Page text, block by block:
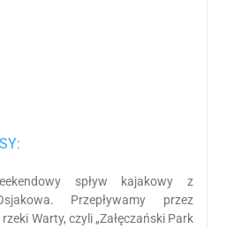
spływ kajakowy z
Przepływamy przez
Warty, czyli „Załęczański Park